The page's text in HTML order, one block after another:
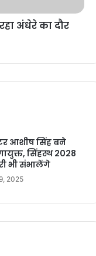
अंधेरे का दौर
आशीष सिंह बने
सिंहस्थ 2028
भी संभालेंगे
2025